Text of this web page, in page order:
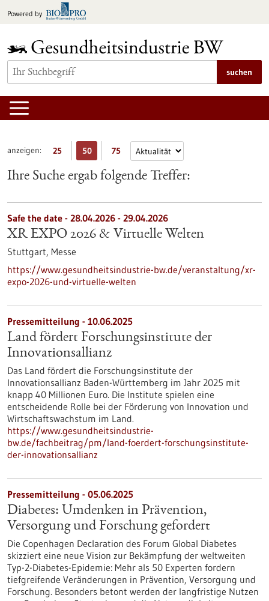
Inhalt
Powered by
suchen
anzeigen: 25 50 75
Ihre Suche ergab folgende Treffer:
Safe the date - 28.04.2026 - 29.04.2026
XR EXPO 2026 & Virtuelle Welten
Stuttgart, Messe
https://www.gesundheitsindustrie-bw.de/veranstaltung/xr-
expo-2026-und-virtuelle-welten
Pressemitteilung - 10.06.2025
Land fördert Forschungsinstitute der
Innovationsallianz
Das Land fördert die Forschungsinstitute der
Innovationsallianz Baden-Württemberg im Jahr 2025 mit
knapp 40 Millionen Euro. Die Institute spielen eine
entscheidende Rolle bei der Förderung von Innovation und
Wirtschaftswachstum im Land.
https://www.gesundheitsindustrie-
bw.de/fachbeitrag/pm/land-foerdert-forschungsinstitute-
der-innovationsallianz
Pressemitteilung - 05.06.2025
Diabetes: Umdenken in Prävention,
Versorgung und Forschung gefordert
Die Copenhagen Declaration des Forum Global Diabetes
skizziert eine neue Vision zur Bekämpfung der weltweiten
Typ-2-Diabetes-Epidemie: Mehr als 50 Experten fordern
tiefgreifende Veränderungen in Prävention, Versorgung und
Forschung. Besonders betont werden der langfristige Nutzen